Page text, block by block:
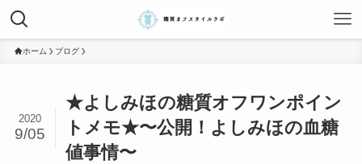
ホーム ブログ
★よしみほの糖質オフワンポイン
トメモ★〜公開！よしみほの血糖
値事情〜
2020
9/05